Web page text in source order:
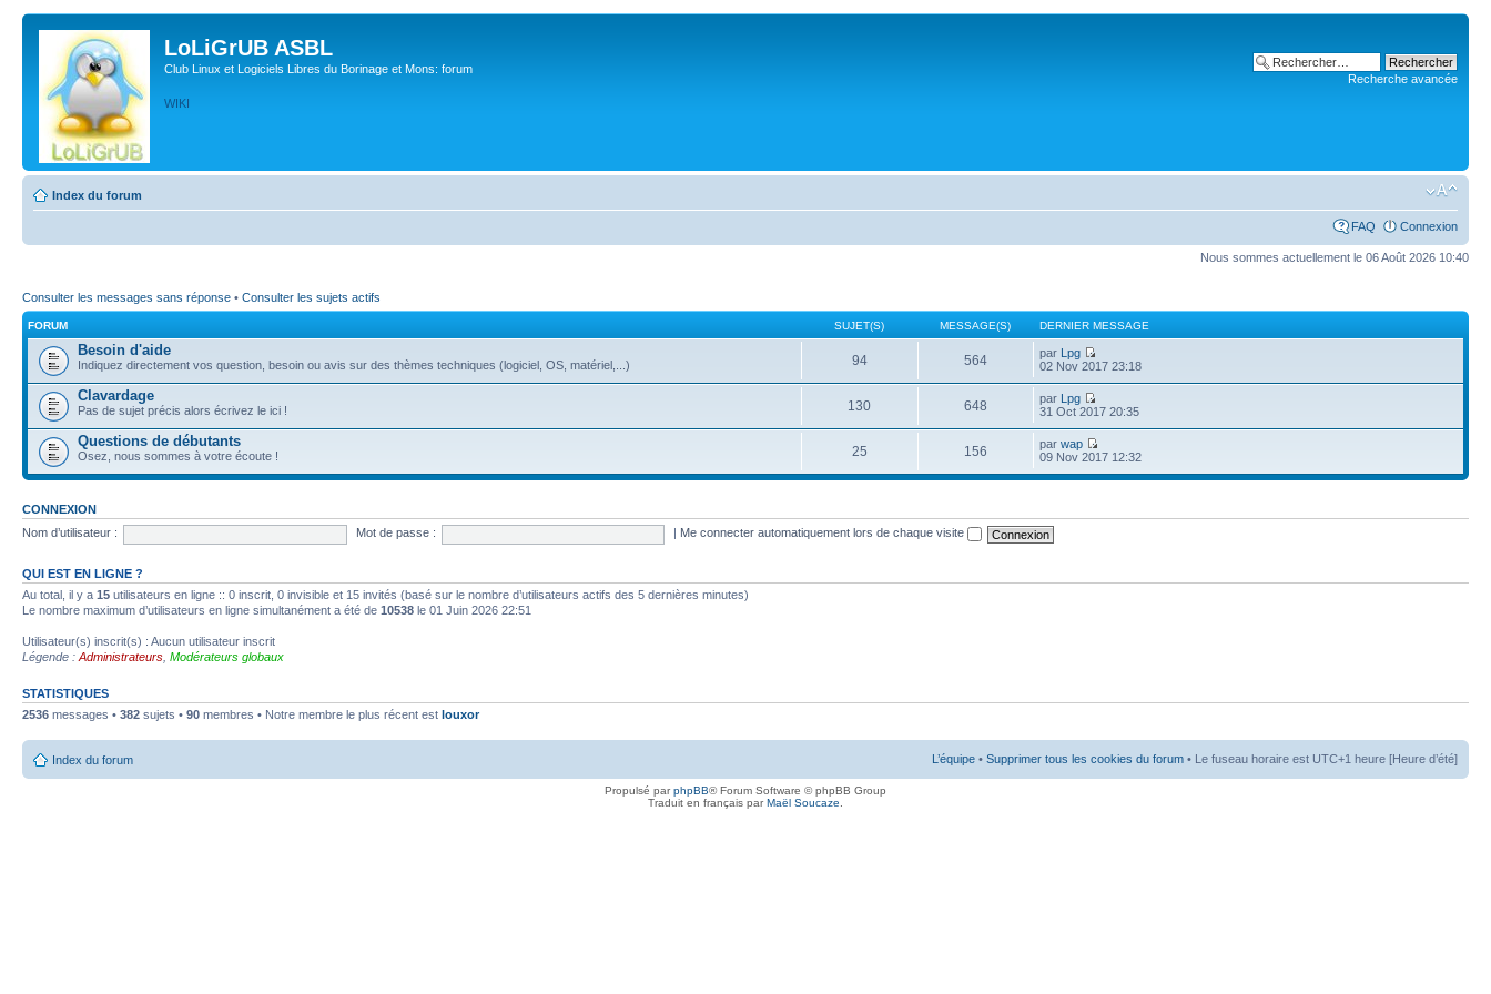
LoLiGrUB ASBL
Club Linux et Logiciels Libres du Borinage et Mons: forum
WIKI
Recherche avancée
Index du forum
FAQ Connexion
Nous sommes actuellement le 06 Août 2026 10:40
Consulter les messages sans réponse • Consulter les sujets actifs
FORUM SUJET(S) MESSAGE(S) DERNIER MESSAGE
Besoin d'aide
Indiquez directement vos question, besoin ou avis sur des thèmes techniques (logiciel, OS, matériel,...) 94 564 par Lpg
02 Nov 2017 23:18
Clavardage
Pas de sujet précis alors écrivez le ici ! 130 648 par Lpg
31 Oct 2017 20:35
Questions de débutants
Osez, nous sommes à votre écoute ! 25 156 parwap
09 Nov 2017 12:32
CONNEXION
Nom d’utilisateur :
Mot de passe : Me connecter automatiquement lors de chaque visite
QUI EST EN LIGNE ?
Au total, il y a 15 utilisateurs en ligne :: 0 inscrit, 0 invisible et 15 invités (basé sur le nombre d’utilisateurs actifs des 5 dernières minutes)
Le nombre maximum d’utilisateurs en ligne simultanément a été de 10538 le 01 Juin 2026 22:51
Utilisateur(s) inscrit(s) : Aucun utilisateur inscrit
Légende : Administrateurs Modérateurs globaux
STATISTIQUES
2536 messages • 382 sujets • 90 membres • Notre membre le plus récent est louxor
Index du forum L’équipe • Supprimer tous les cookies du forum • Le fuseau horaire est UTC+1 heure [Heure d’été]
Propulsé parphpBB® Forum Software © phpBB Group
Traduit en français parMaël Soucaze